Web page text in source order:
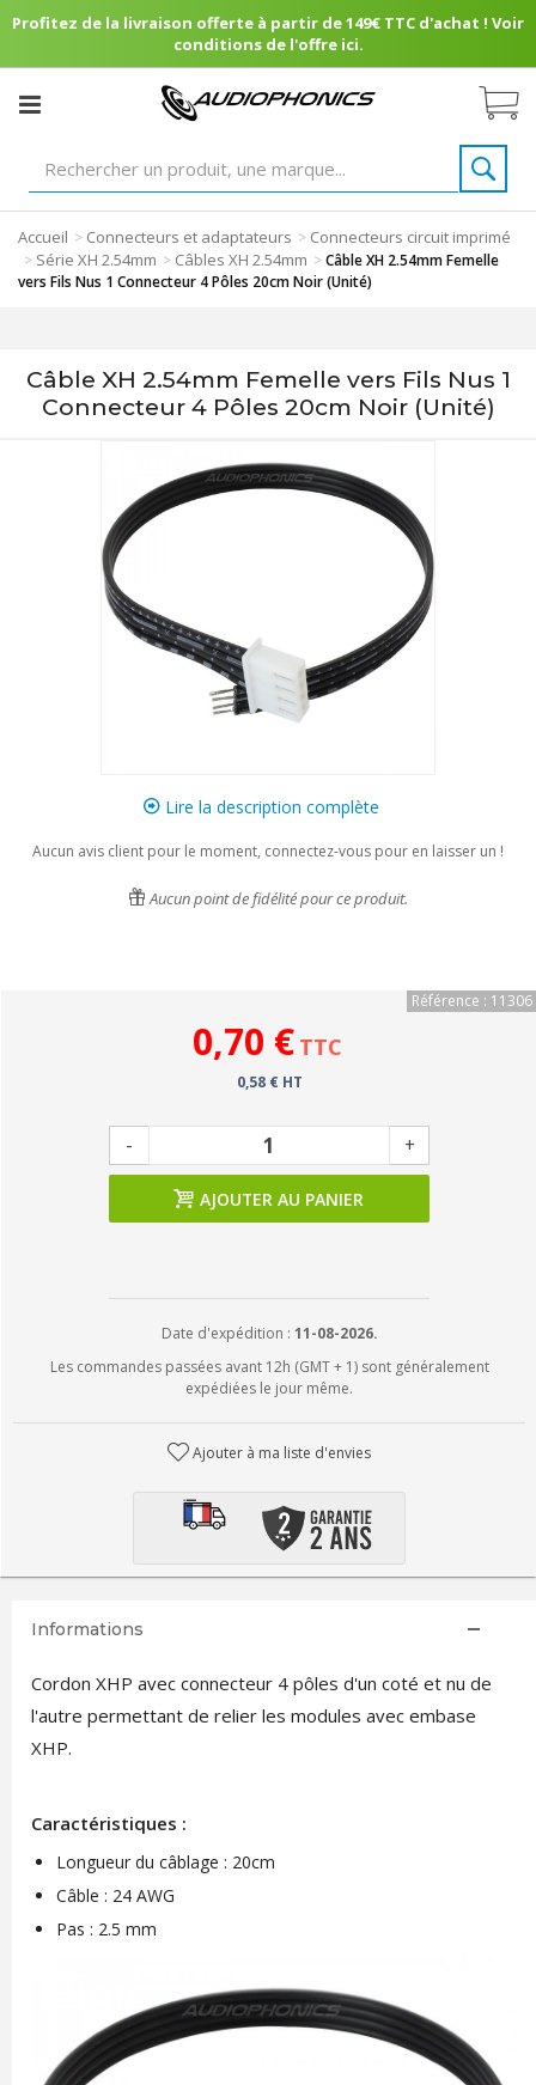
Profitez de la livraison offerte à partir de 149€ TTC d'achat ! Voir
conditions de l'offre ici.
Accueil > Connecteurs et adaptateurs > Connecteurs circuit imprimé
> Série XH 2.54mm > Câbles XH 2.54mm >Câble XH 2.54mm Femelle
vers Fils Nus 1 Connecteur 4 Pôles 20cm Noir (Unité)
Câble XH 2.54mm Femelle vers Fils Nus 1
Connecteur 4 Pôles 20cm Noir (Unité)
Lire la description complète
Aucun avis client pour le moment, connectez-vous pour en laisser un !
Aucun point de fidélité pour ce produit.
Référence : 11306
0,70 € TTC
0,58 € HT
- +
AJOUTER AU PANIER
Date d'expédition : 11-08-2026.
Les commandes passées avant 12h (GMT + 1) sont généralement
expédiées le jour même.
Ajouter à ma liste d'envies
Informations
Cordon XHP avec connecteur 4 pôles d'un coté et nu de
l'autre permettant de relier les modules avec embase
XHP.
Caractéristiques :
Longueur du câblage : 20cm
Câble : 24 AWG
Pas : 2.5 mm